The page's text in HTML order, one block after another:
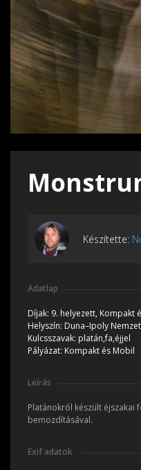
Készítette:
Adatlap
Díjak: 9. helyezett, Kompakt
Helyszín: Duna–Ipoly
Kulcsszavak: platán,fa,éjjel
Pályázat: Kompakt és Mobil
Leírás
Platánokról készült éjszakai
bemozdításával.
Exif adatok